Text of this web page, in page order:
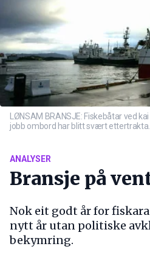
LØNSAM BRANSJE: Fiskebåtar ved
jobb ombord har blitt svært
ANALYSER
Bransje på
Nok eit godt år for
nytt år utan politiske
bekymring.